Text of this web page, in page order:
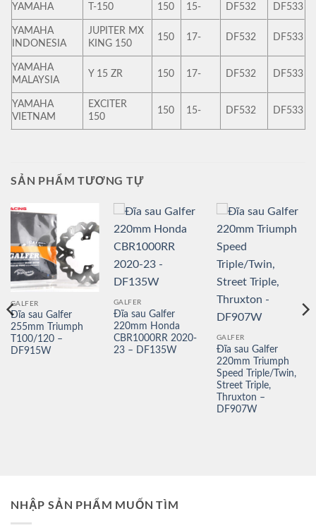
YAMAHA T-150 150 15- DF532 DF533
YAMAHA
INDONESIA
JUPITER MX
KING 150
150 17- DF532 DF533
YAMAHA
MALAYSIA
Y 15 ZR 150 17- DF532 DF533
YAMAHA
VIETNAM
EXCITER
150
150 15- DF532 DF533
SẢN PHẨM TƯƠNG TỰ
GALFER
Đĩa sau Galfer
255mm Triumph
T100/120 –
DF915W
GALFER
Đĩa sau Galfer
220mm Honda
CBR1000RR 2020-
23 – DF135W
GALFER
Đĩa sau Galfer
220mm Triumph
Speed Triple/Twin,
Street Triple,
Thruxton –
DF907W
NHẬP SẢN PHẨM MUỐN TÌM